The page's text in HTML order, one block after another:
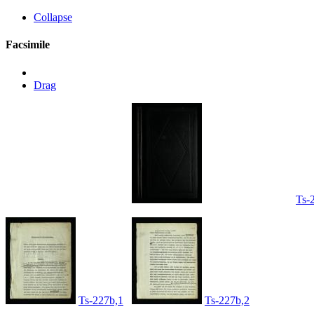
Collapse
Facsimile
Drag
Ts-
Ts-227b,1 Ts-227b,2